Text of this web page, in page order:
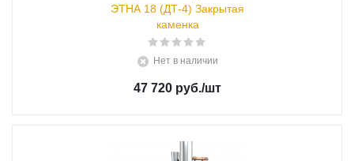
ЭТНА 18 (ДТ-4) Закрытая
каменка
Нет в наличии
47 720 руб./шт